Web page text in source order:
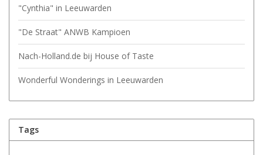
"Cynthia" in Leeuwarden
"De Straat" ANWB Kampioen
Nach-Holland.de bij House of Taste
Wonderful Wonderings in Leeuwarden
Tags